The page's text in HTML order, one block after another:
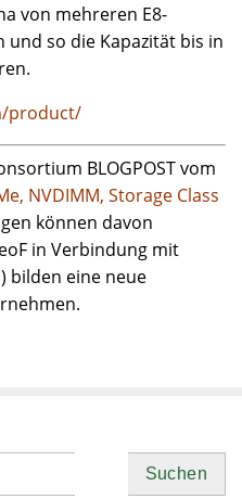
von mehreren E8-
so die Kapazität bis in
product/
BLOGPOST vom
NVDIMM, Storage Class
können davon
in Verbindung mit
bilden eine neue